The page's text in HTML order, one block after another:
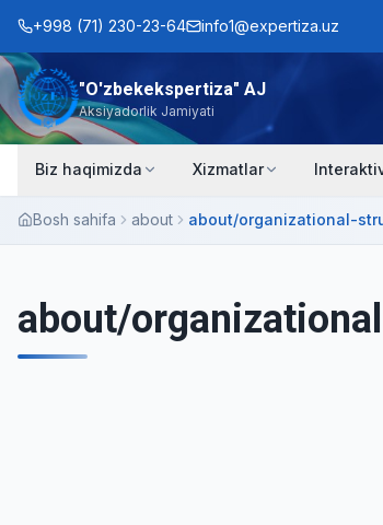
+998 (71) 230-23-64 info1@expertiza.uz
"O'zbekekspertiza" AJ
Aksiyadorlik Jamiyati
Biz haqimizda Xizmatlar
Bosh sahifa about about/organizational-
about/